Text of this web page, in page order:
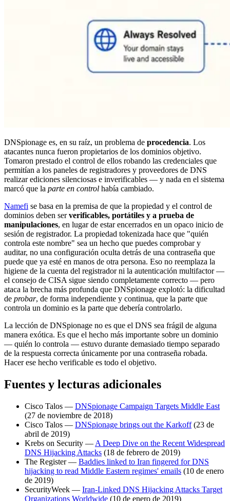
DNSpionage es, en su raíz, un problema de procedencia. Los
atacantes nunca fueron propietarios de los dominios objetivo.
Tomaron prestado el control de ellos robando las credenciales que
permitían a los paneles de registradores y proveedores de DNS
realizar ediciones silenciosas e inverificables — y nada en el sistema
marcó que la parte en control había cambiado.
Namefi se basa en la premisa de que la propiedad y el control de
dominios deben serverificables, portátiles y a prueba de
manipulaciones, en lugar de estar encerrados en un opaco inicio de
sesión de registrador. La propiedad tokenizada hace que "quién
controla este nombre" sea un hecho que puedes comprobar y
auditar, no una configuración oculta detrás de una contraseña que
puede que ya esté en manos de otra persona. Eso no reemplaza la
higiene de la cuenta del registrador ni la autenticación multifactor —
el consejo de CISA sigue siendo completamente correcto — pero
ataca la brecha más profunda que DNSpionage explotó: la dificultad
de probar, de forma independiente y continua, que la parte que
controla un dominio es la parte que debería controlarlo.
La lección de DNSpionage no es que el DNS sea frágil de alguna
manera exótica. Es que el hecho más importante sobre un dominio
— quién lo controla — estuvo durante demasiado tiempo separado
de la respuesta correcta únicamente por una contraseña robada.
Hacer ese hecho verificable es todo el objetivo.
Fuentes y lecturas adicionales
Cisco Talos — DNSpionage Campaign Targets Middle East
(27 de noviembre de 2018)
Cisco Talos — DNSpionage brings out the Karkoff(23 de
abril de 2019)
Krebs on Security — A Deep Dive on the Recent Widespread
DNS Hijacking Attacks (18 de febrero de 2019)
The Register — Baddies linked to Iran fingered for DNS
hijacking to read Middle Eastern regimes' emails (10 de enero
de 2019)
SecurityWeek — Iran-Linked DNS Hijacking Attacks Target
Organizations Worldwide (10 de enero de 2019)